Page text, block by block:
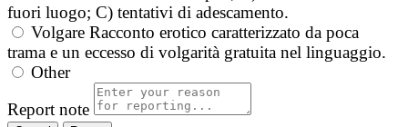
fuori luogo; C) tentativi di adescamento.
Volgare Racconto erotico caratterizzato da poca
trama e un eccesso di volgarità gratuita nel linguaggio.
Other
Report note